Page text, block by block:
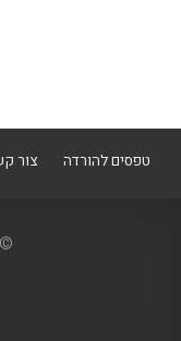
טפסים להורדה צור
© Created by